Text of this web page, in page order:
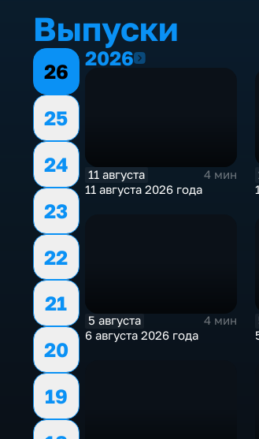
Выпуски
26
25
24
23
22
21
20
19
20262026
11 августа
4 мин
11 августа 2026 года
5 августа
4 мин
6 августа 2026 года